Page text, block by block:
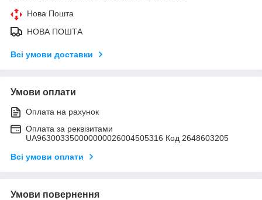
Нова Пошта
НОВА ПОШТА
Всі умови доставки
Умови оплати
Оплата на рахунок
Оплата за реквізитами
UA963003350000000026004505316 Код 2648603205
Всі умови оплати
Умови повернення